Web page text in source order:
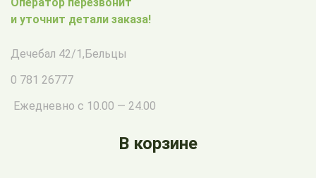
и уточнит детали заказа!
Дечебал 42/1,Бельцы
0 781 26777
Ежедневно с 10.00 — 24.00
В корзине